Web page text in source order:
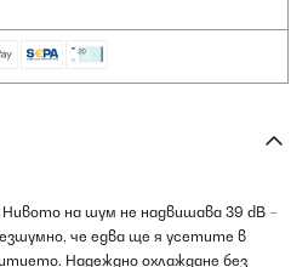
Нивото на шум не надвишава 39 dB –
че едва ще я усетите в
Надеждно охлаждане без